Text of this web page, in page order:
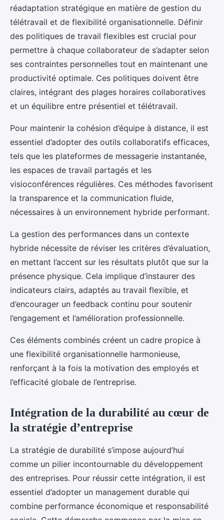
réadaptation stratégique en matière de gestion du
télétravail et de flexibilité organisationnelle. Définir
des politiques de travail flexibles est crucial pour
permettre à chaque collaborateur de s’adapter selon
ses contraintes personnelles tout en maintenant une
productivité optimale. Ces politiques doivent être
claires, intégrant des plages horaires collaboratives
et un équilibre entre présentiel et télétravail.
Pour maintenir la cohésion d’équipe à distance, il est
essentiel d’adopter des outils collaboratifs efficaces,
tels que les plateformes de messagerie instantanée,
les espaces de travail partagés et les
visioconférences régulières. Ces méthodes favorisent
la transparence et la communication fluide,
nécessaires à un environnement hybride performant.
La gestion des performances dans un contexte
hybride nécessite de réviser les critères d’évaluation,
en mettant l’accent sur les résultats plutôt que sur la
présence physique. Cela implique d’instaurer des
indicateurs clairs, adaptés au travail flexible, et
d’encourager un feedback continu pour soutenir
l’engagement et l’amélioration professionnelle.
Ces éléments combinés créent un cadre propice à
une flexibilité organisationnelle harmonieuse,
renforçant à la fois la motivation des employés et
l’efficacité globale de l’entreprise.
Intégration de la durabilité au cœur de
la stratégie d’entreprise
La stratégie de durabilité s’impose aujourd’hui
comme un pilier incontournable du développement
des entreprises. Pour réussir cette intégration, il est
essentiel d’adopter un management durable qui
combine performance économique et responsabilité